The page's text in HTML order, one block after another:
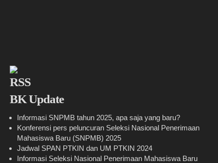
BK Update
Informasi SNPMB tahun 2025, apa saja yang baru?
Konferensi pers peluncuran Seleksi Nasional Penerimaan
Mahasiswa Baru (SNPMB) 2025
Jadwal SPAN PTKIN dan UM PTKIN 2024
Informasi Seleksi Nasional Penerimaan Mahasiswa Baru